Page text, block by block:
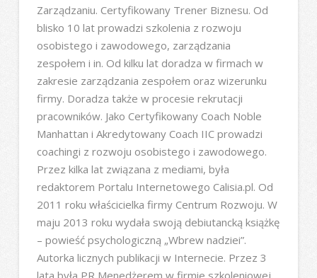
Zarządzaniu. Certyfikowany Trener Biznesu. Od
blisko 10 lat prowadzi szkolenia z rozwoju
osobistego i zawodowego, zarządzania
zespołem i in. Od kilku lat doradza w firmach w
zakresie zarządzania zespołem oraz wizerunku
firmy. Doradza także w procesie rekrutacji
pracowników. Jako Certyfikowany Coach Noble
Manhattan i Akredytowany Coach IIC prowadzi
coachingi z rozwoju osobistego i zawodowego.
Przez kilka lat związana z mediami, była
redaktorem Portalu Internetowego Calisia.pl. Od
2011 roku właścicielka firmy Centrum Rozwoju. W
maju 2013 roku wydała swoją debiutancką książkę
– powieść psychologiczną „Wbrew nadziei”.
Autorka licznych publikacji w Internecie. Przez 3
lata była PR Menedżerem w firmie szkoleniowej.